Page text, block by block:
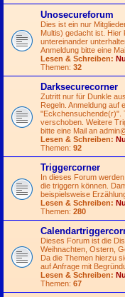
Unosecureforum
Dies ist ein nur
Multis) gedacht ist. Hier
untereinander
Anmeldung bitte eine
Lesen & Schreiben:
Themen: 32
Darksecurecorner
Zutritt nur für Dunkle
Regeln. Anmeldung auf
"Eckchensuchende(r)".
verschoben. Weitere
bitte eine Mail an
Lesen & Schreiben:
Themen: 92
Triggercorner
In dieses Forum
die triggern können.
beispielsweise
Lesen & Schreiben:
Themen: 280
Dieses Forum ist die
Weihnachten, Ostern,
Da die Themen hierzu
auf Anfrage mit
Lesen & Schreiben:
Themen: 67